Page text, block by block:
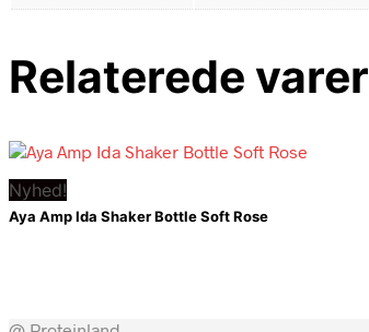
Relaterede varer
Nyhed!
Aya Amp Ida Shaker Bottle Soft Rose